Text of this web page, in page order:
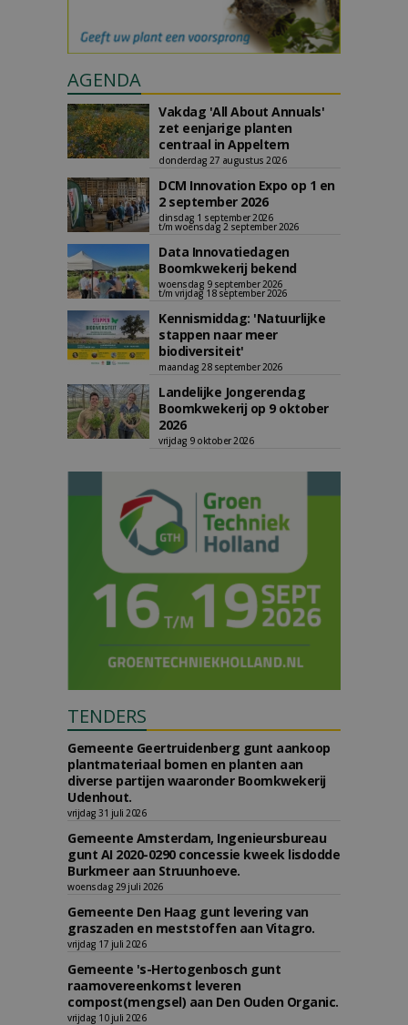
AGENDA
Vakdag 'All About Annuals'
zet eenjarige planten
centraal in Appeltern
donderdag 27 augustus 2026
DCM Innovation Expo op 1 en
2 september 2026
dinsdag 1 september 2026
t/m woensdag 2 september 2026
Data Innovatiedagen
Boomkwekerij bekend
woensdag 9 september 2026
t/m vrijdag 18 september 2026
Kennismiddag: 'Natuurlijke
stappen naar meer
biodiversiteit'
maandag 28 september 2026
Landelijke Jongerendag
Boomkwekerij op 9 oktober
2026
vrijdag 9 oktober 2026
TENDERS
Gemeente Geertruidenberg gunt aankoop
plantmateriaal bomen en planten aan
diverse partijen waaronder Boomkwekerij
Udenhout.
vrijdag 31 juli 2026
Gemeente Amsterdam, Ingenieursbureau
gunt AI 2020-0290 concessie kweek lisdodde
Burkmeer aan Struunhoeve.
woensdag 29 juli 2026
Gemeente Den Haag gunt levering van
graszaden en meststoffen aan Vitagro.
vrijdag 17 juli 2026
Gemeente 's-Hertogenbosch gunt
raamovereenkomst leveren
compost(mengsel) aan Den Ouden Organic.
vrijdag 10 juli 2026